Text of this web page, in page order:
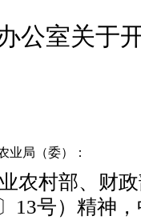
公室关于
业局（委）：
农村部、财
13号）精神